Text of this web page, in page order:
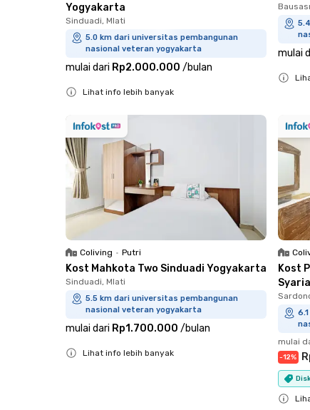
Yogyakarta
Sinduadi, Mlati
5.0 km dari universitas pembangunan
nasional veteran yogyakarta
mulai dari Rp2.000.000 /bulan
Lihat info lebih banyak
mulai
Coliving • Putri
Kost Mahkota Two Sinduadi Yogyakarta
Sinduadi, Mlati
5.5 km dari universitas pembangunan
nasional veteran yogyakarta
mulai dari Rp1.700.000 /bulan
Lihat info lebih banyak
Kost
mulai
-12%